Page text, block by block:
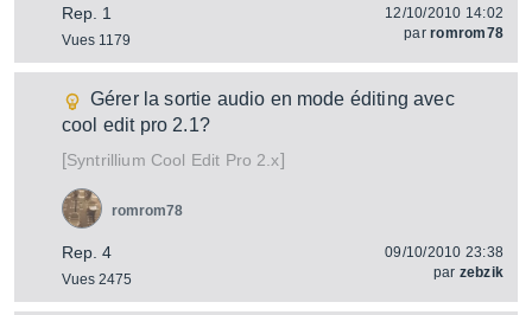
Rep. 1
Vues 1179
12/10/2010 14:02
parromrom78
Gérer la sortie audio en mode éditing avec
cool edit pro 2.1?
[Syntrillium Cool Edit Pro 2.x]
Rep. 4
Vues 2475
romrom78
09/10/2010 23:38
par zebzik